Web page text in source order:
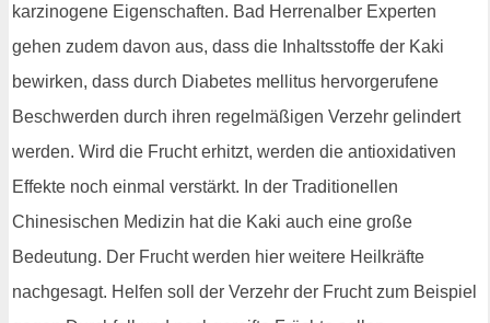
karzinogene Eigenschaften. Bad Herrenalber Experten
gehen zudem davon aus, dass die Inhaltsstoffe der Kaki
bewirken, dass durch Diabetes mellitus hervorgerufene
Beschwerden durch ihren regelmäßigen Verzehr gelindert
werden. Wird die Frucht erhitzt, werden die antioxidativen
Effekte noch einmal verstärkt. In der Traditionellen
Chinesischen Medizin hat die Kaki auch eine große
Bedeutung. Der Frucht werden hier weitere Heilkräfte
nachgesagt. Helfen soll der Verzehr der Frucht zum Beispiel